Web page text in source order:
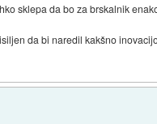
sklepa da bo za brskalnik
da bi naredil kakšno